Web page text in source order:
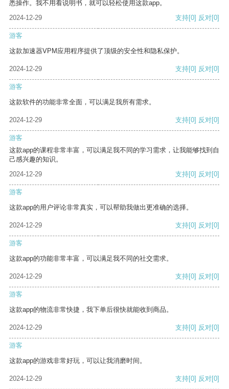
悉操作。我不用看说明书，就可以轻松使用这款app。
2024-12-29
支持[0] 反对[0]
游客
这款加速器VPM应用程序提供了顶级的安全性和隐私保护。
2024-12-29 支持[0] 反对[0]
游客
这款软件的功能非常全面，可以满足我所有需求。
2024-12-29 支持[0] 反对[0]
游客
这款app的课程非常丰富，可以满足我不同的学习需求，让我能够找到自
己感兴趣的知识。
2024-12-29
支持[0] 反对[0]
游客
这款app的用户评论非常真实，可以帮助我做出更准确的选择。
2024-12-29 支持[0] 反对[0]
游客
这款app的功能非常丰富，可以满足我不同的社交需求。
2024-12-29 支持[0] 反对[0]
游客
这款app的物流非常快捷，我下单后很快就能收到商品。
2024-12-29 支持[0] 反对[0]
游客
这款app的游戏非常好玩，可以让我消磨时间。
2024-12-29 支持[0] 反对[0]